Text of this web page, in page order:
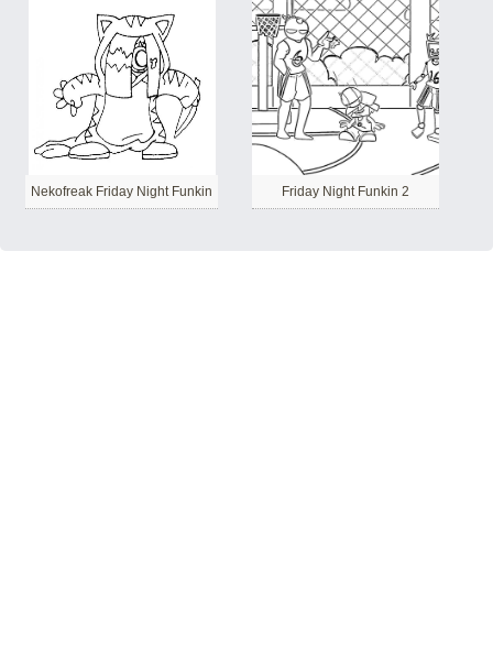
Nekofreak Friday Night Funkin Friday Night Funkin 2